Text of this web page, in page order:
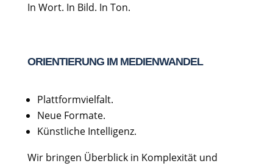
In Wort. In Bild. In Ton.
ORIENTIERUNG IM MEDIENWANDEL
Plattformvielfalt.
Neue Formate.
Künstliche Intelligenz.
Wir bringen Überblick in Komplexität und